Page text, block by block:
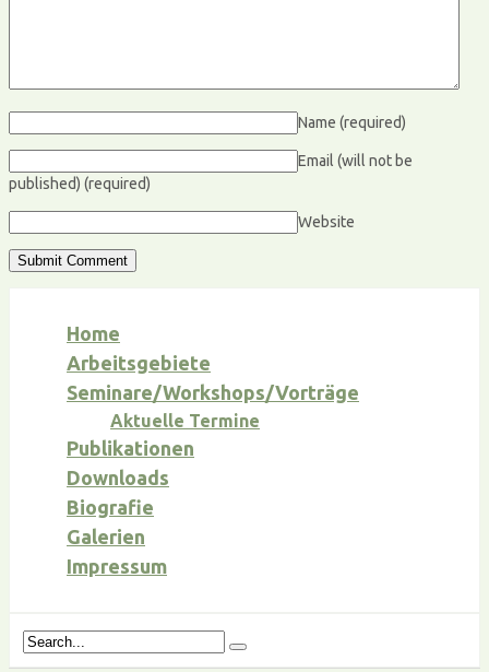
Name (required)
Email (will not be
published) (required)
Website
Home
Arbeitsgebiete
Seminare/Workshops/Vorträge
Aktuelle Termine
Publikationen
Downloads
Biografie
Galerien
Impressum